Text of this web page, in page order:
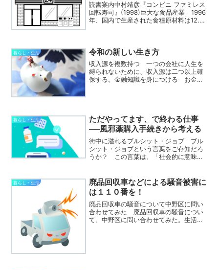
読書案内中村靖彦『コンビニ ファミレス
回転寿司』(1998)巨大な食品産業 1996
年、国内で生産された食糧原材料は12.4
暮らし・生活 令和の新しい生き方
収入源を複数持つ 一つの会社に人生を
縛られないために、収入源は二つ以上確
保する。金融知識を身につける お金に
暮らし・生活
ただやってます、で終わる仕事
──風邪薬購入手続きから考える
街中に溢れるブルシット・ジョブ ブル
シット・ジョブという言葉をご存知だろ
うか？ この言葉は、「社会的に意味が
言われている。ただ、それは労働者に限
った話ではない。実は、私...
暮らし・生活
廃品回収車などによる騒音被害に
は１１０番を！
廃品回収車の騒音について中野区に問い
合わせてみた 廃品回収車の騒音につい
て、中野区に問い合わせてみた。生活環